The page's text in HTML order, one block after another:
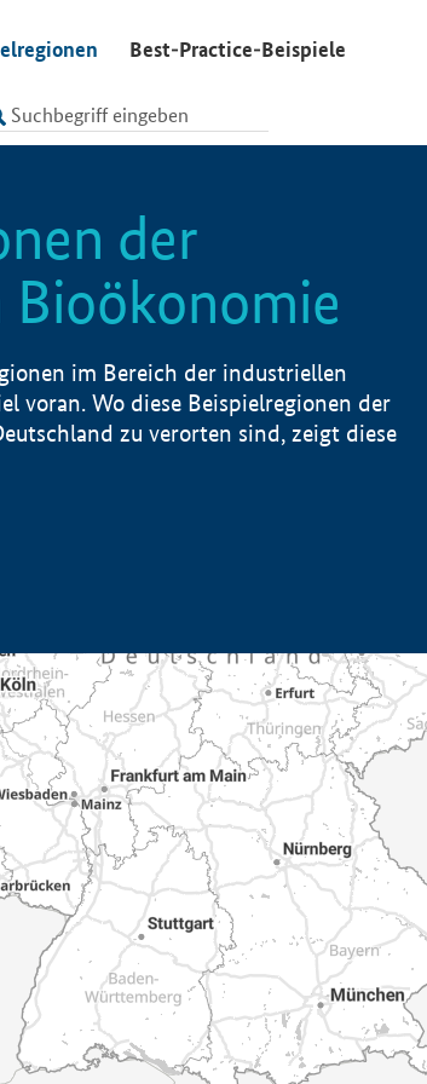
Best-Practice-Beispiele
der
im Bereich der industriellen
voran. Wo diese Beispielregionen der
zu verorten sind, zeigt diese